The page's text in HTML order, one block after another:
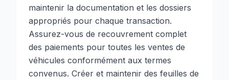
maintenir la documentation et les dossiers
appropriés pour chaque transaction.
Assurez-vous de recouvrement complet
des paiements pour toutes les ventes de
véhicules conformément aux termes
convenus. Créer et maintenir des feuilles de